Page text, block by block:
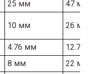
25 мм 47 мм
10 мм 26 мм
4.76 мм
12.7 мм
8 мм
22 мм